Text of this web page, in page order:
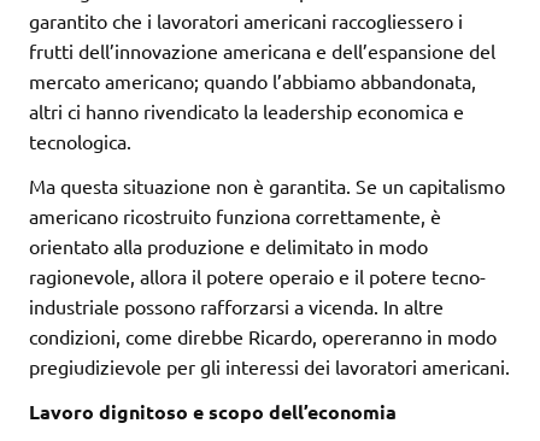
garantito che i lavoratori americani raccogliessero i
frutti dell’innovazione americana e dell’espansione del
mercato americano; quando l’abbiamo abbandonata,
altri ci hanno rivendicato la leadership economica e
tecnologica.
Ma questa situazione non è garantita. Se un capitalismo
americano ricostruito funziona correttamente, è
orientato alla produzione e delimitato in modo
ragionevole, allora il potere operaio e il potere tecno-
industriale possono rafforzarsi a vicenda. In altre
condizioni, come direbbe Ricardo, opereranno in modo
pregiudizievole per gli interessi dei lavoratori americani.
Lavoro dignitoso e scopo dell’economia